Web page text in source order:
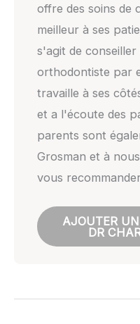
offre des soins de
meilleur à ses
s'agit de
orthodontiste par
travaille à ses
et a l'écoute des
parents sont
Grosman et à
vous
AJOUTER
DR